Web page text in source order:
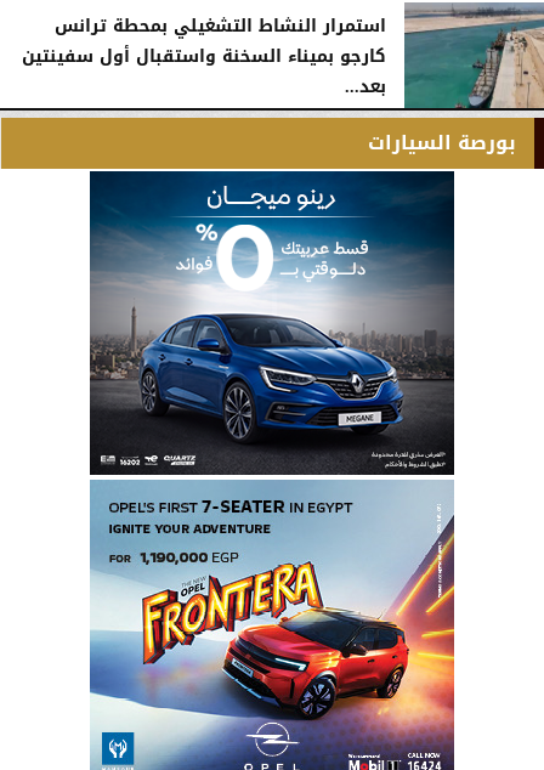
استمرار النشاط التشغيلي بمحطة ترانس
كارجو بميناء السخنة واستقبال أول سفينتين
بعد...
الأحد، 26 يوليو 2026 05:52 مـ
بورصة السيارات